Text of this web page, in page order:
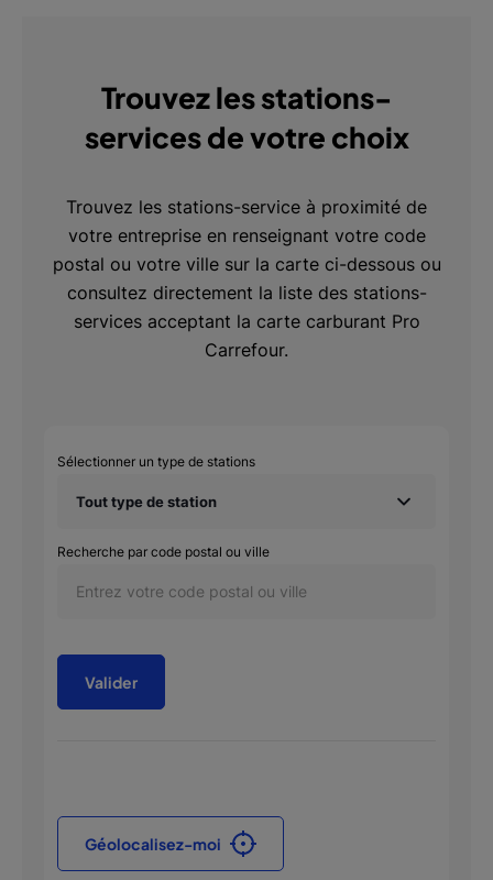
Trouvez les stations-
services de votre choix
Trouvez les stations-service à proximité de
votre entreprise en renseignant votre code
postal ou votre ville sur la carte ci-dessous ou
consultez directement la liste des stations-
services acceptant la carte carburant Pro
Carrefour.
Sélectionner un type de stations
Tout type de station
Recherche par code postal ou ville
Géolocalisez-moi